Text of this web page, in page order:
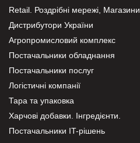
Retail. Роздрібні мережі, Магазини
Дистрибутори України
Агропромисловий комплекс
Постачальники обладнання
Постачальники послуг
Логістичні компанії
Тара та упаковка
Харчові добавки. Інгредієнти.
Постачальники IT-рішень